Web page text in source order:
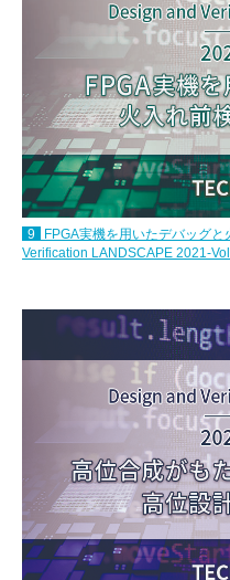
9
FPGA実機を用いたデバッグ
Verification LANDSCAPE 2021-